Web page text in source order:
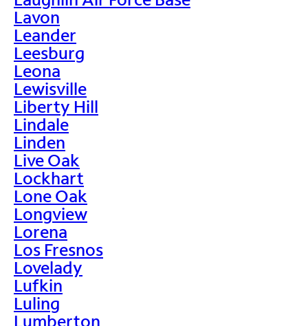
Lavon
Leander
Leesburg
Leona
Lewisville
Liberty Hill
Lindale
Linden
Live Oak
Lockhart
Lone Oak
Longview
Lorena
Los Fresnos
Lovelady
Lufkin
Luling
Lumberton